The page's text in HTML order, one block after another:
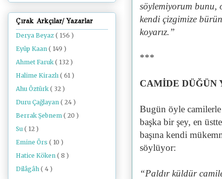
söylemiyorum bunu,
kendi çizgimize
koyarız.”
***
CAMİDE DÜĞÜN
Bugün öyle camilerle
başka bir şey, en
başına kendi
söylüyor:
“Paldır küldür
Çırak Arkçılar/ Yazarlar
Derya Beyaz ( 156 )
Eyüp Kaan ( 149 )
Ahmet Faruk ( 132 )
Halime Kirazlı ( 61 )
Ahu Öztürk ( 32 )
Duru Çağlayan ( 24 )
Berrak Şebnem ( 20 )
Su ( 12 )
Emine Örs ( 10 )
Hatice Köken ( 8 )
Dilâgâh ( 4 )